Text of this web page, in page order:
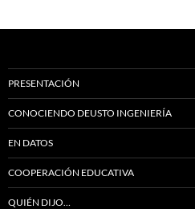
PRESENTACIÓN
CONOCIENDO DEUSTO INGENIERÍA
EN DATOS
COOPERACIÓN EDUCATIVA
QUIÉN DIJO…